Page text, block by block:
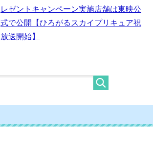
レゼントキャンペーン実施店舗は東映公
式で公開【ひろがるスカイプリキュア祝
放送開始】